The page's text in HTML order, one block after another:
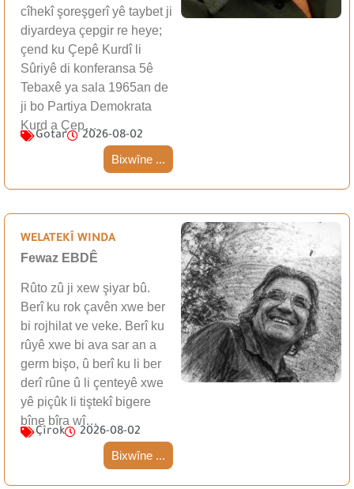
cîhekî şoreşgerî yê taybet ji
diyardeya çepgir re heye;
çend ku Çepê Kurdî li
Sûriyê di konferansa 5ê
Tebaxê ya sala 1965an de
ji bo Partiya Demokrata
Kurd a Çep…
Gotar 2026-08-02
Bixwîne ...
WELATEKÎ WINDA
Fewaz EBDÊ
Rûto zû ji xew şiyar bû.
Berî ku rok çavên xwe ber
bi rojhilat ve veke. Berî ku
rûyê xwe bi ava sar an a
germ bişo, û berî ku li ber
derî rûne û li çenteyê xwe
yê piçûk li tiştekî bigere
bîne bîra wî…
Çîrok 2026-08-02
Bixwîne ...